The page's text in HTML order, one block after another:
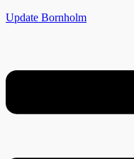
Update Bornholm